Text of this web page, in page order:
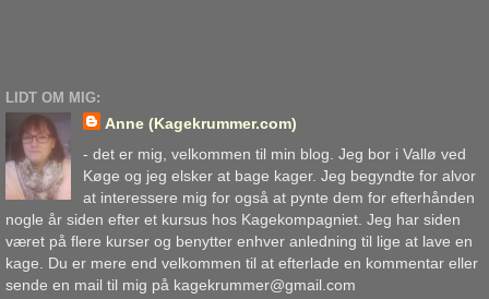
LIDT OM MIG:
Anne (Kagekrummer.com)
- det er mig, velkommen til min blog. Jeg bor i Vallø ved
Køge og jeg elsker at bage kager. Jeg begyndte for alvor
at interessere mig for også at pynte dem for efterhånden
nogle år siden efter et kursus hos Kagekompagniet. Jeg har siden
været på flere kurser og benytter enhver anledning til lige at lave en
kage. Du er mere end velkommen til at efterlade en kommentar eller
sende en mail til mig på kagekrummer@gmail.com